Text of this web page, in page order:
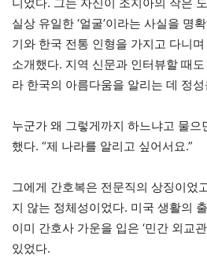
실상 유일한 ‘얼굴’이라는 사실을 명
기와 한국 전통 인형을 가지고 다니
소개했다. 지역 신문과 인터뷰할 때
라 한국의 아름다움을 알리는 데 정
누군가 왜 그렇게까지 하느냐고 물
했다. “제 나라를 알리고 싶어서요.”
그에게 간호복은 전문직의 상징이었
지 않는 정체성이었다. 미국 생활의
이미 간호사 가운을 입은 ‘민간 외교
있었다.